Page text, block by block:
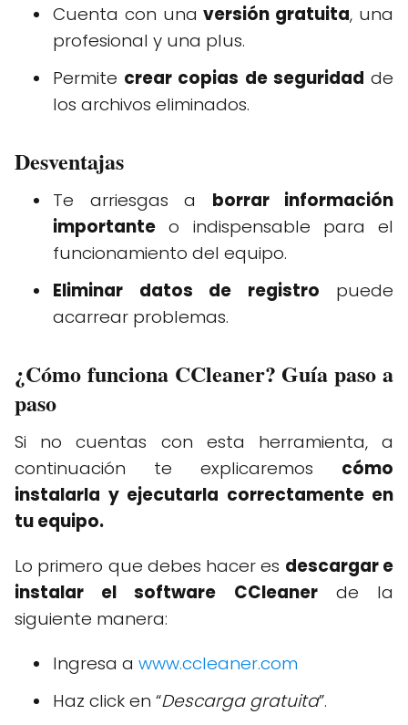
Cuenta con unaversión gratuita, una
profesional y una plus.
Permite crear copias de seguridad de
los archivos eliminados.
Desventajas
Te arriesgas a borrar información
importante o indispensable para el
funcionamiento del equipo.
Eliminar datos de registro puede
acarrear problemas.
¿Cómo funciona CCleaner? Guía paso a
paso
Si no cuentas con esta herramienta, a
continuación te explicaremos cómo
instalarla y ejecutarla correctamente en
tu equipo.
Lo primero que debes hacer es descargar e
instalar el software CCleanerde la
siguiente manera:
Ingresa a www.ccleaner.com
Haz click en “Descarga gratuita”.